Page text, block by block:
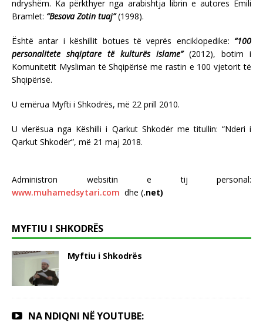
ndryshëm. Ka përkthyer nga arabishtja librin e autores Emili
Bramlet: “Besova Zotin tuaj”(1998).
Është antar i këshillit botues të veprës enciklopedike: “100
personalitete shqiptare të kulturës islame” (2012), botim i
Komunitetit Mysliman të Shqipërisë me rastin e 100 vjetorit të
Shqipërisë.
U emërua Myfti i Shkodrës, më 22 prill 2010.
U vlerësua nga Këshilli i Qarkut Shkodër me titullin: “Nderi i
Qarkut Shkodër”, më 21 maj 2018.
Administron websitin e tij personal:
www.muhamedsytari.com dhe (.net)
MYFTIU I SHKODRËS
Myftiu i Shkodrës
NA NDIQNI NË YOUTUBE: